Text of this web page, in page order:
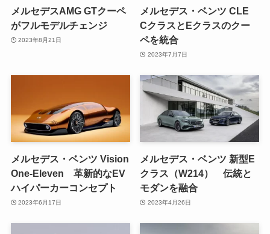
メルセデスAMG GTクーペ
がフルモデルチェンジ
2023年8月21日
メルセデス・ベンツ CLE
CクラスとEクラスのクー
ペを統合
2023年7月7日
メルセデス・ベンツ Vision
One-Eleven 革新的なEV
ハイパーカーコンセプト
2023年6月17日
メルセデス・ベンツ 新型E
クラス（W214） 伝統と
モダンを融合
2023年4月26日